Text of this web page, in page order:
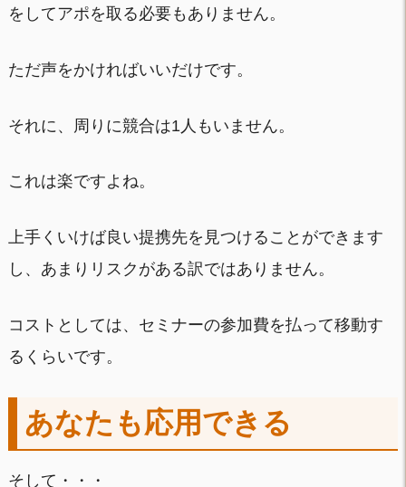
をしてアポを取る必要もありません。
ただ声をかければいいだけです。
それに、周りに競合は1人もいません。
これは楽ですよね。
上手くいけば良い提携先を見つけることができます
し、あまりリスクがある訳ではありません。
コストとしては、セミナーの参加費を払って移動す
るくらいです。
あなたも応用できる
そして・・・